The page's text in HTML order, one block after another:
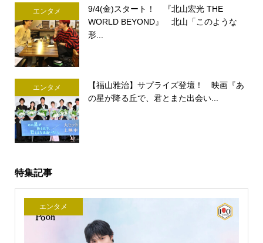
エンタメ
9/4(金)スタート！ 『北山宏光 THE
WORLD BEYOND』 北山「このような
形...
エンタメ
【福山雅治】サプライズ登壇！ 映画『あ
の星が降る丘で、君とまた出会い...
特集記事
エンタメ